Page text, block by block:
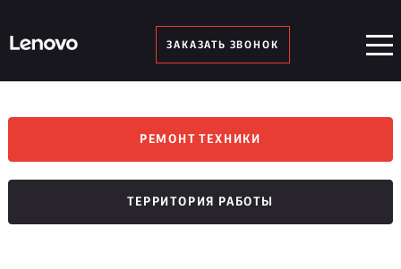
ЗАКАЗАТЬ ЗВОНОК
РЕМОНТ ТЕХНИКИ
ТЕРРИТОРИЯ РАБОТЫ